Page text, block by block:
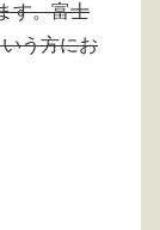
す。富士
う方にお